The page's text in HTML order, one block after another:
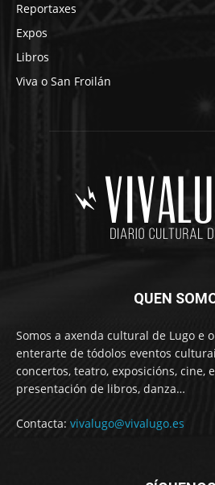
Reportaxes
Expos
Libros
Viva o San Froilán
QUEN
Somos a axenda cultural de Lugo e
enterarte de tódolos eventos
concertos, teatro, exposicións, cine,
presentación de libros, danza…
Contacta: vivalugo@vivalugo.es